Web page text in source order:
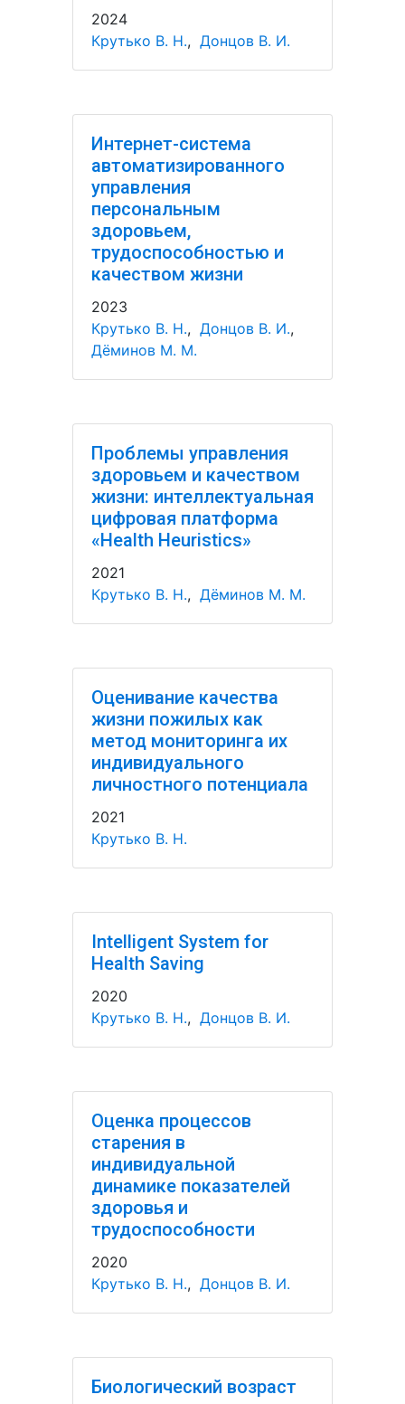
2024
Крутько В. Н., Донцов В. И.
Интернет-система
автоматизированного
управления
персональным
здоровьем,
трудоспособностью и
качеством жизни
2023
Крутько В. Н., Донцов В. И.,
Дёминов М. М.
Проблемы управления
здоровьем и качеством
жизни: интеллектуальная
цифровая платформа
«Health Heuristics»
2021
Крутько В. Н., Дёминов М. М.
Оценивание качества
жизни пожилых как
метод мониторинга их
индивидуального
личностного потенциала
2021
Крутько В. Н.
Intelligent System for
Health Saving
2020
Крутько В. Н., Донцов В. И.
Оценка процессов
старения в
индивидуальной
динамике показателей
здоровья и
трудоспособности
2020
Крутько В. Н., Донцов В. И.
Биологический возраст